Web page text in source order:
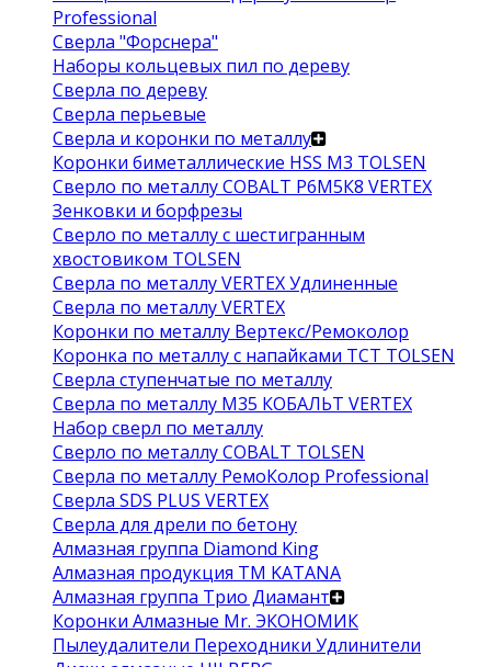
Professional
Сверла "Форснера"
Наборы кольцевых пил по дереву
Сверла по дереву
Сверла перьевые
Сверла и коронки по металлу
Коронки биметаллические HSS M3 TOLSEN
Сверло по металлу COBALT Р6М5К8 VERTEX
Зенковки и борфрезы
Сверло по металлу с шестигранным
хвостовиком TOLSEN
Сверла по металлу VERTEX Удлиненные
Сверла по металлу VERTEX
Коронки по металлу Вертекс/Ремоколор
Коронка по металлу с напайками TCT TOLSEN
Сверла ступенчатые по металлу
Сверла по металлу М35 КОБАЛЬТ VERTEX
Набор сверл по металлу
Сверло по металлу COBALT TOLSEN
Сверла по металлу РемоКолор Professional
Сверла SDS PLUS VERTEX
Сверла для дрели по бетону
Алмазная группа Diamond King
Алмазная продукция ТМ KATANA
Алмазная группа Трио Диамант
Коронки Алмазные Mr. ЭКОНОМИК
Пылеудалители Переходники Удлинители